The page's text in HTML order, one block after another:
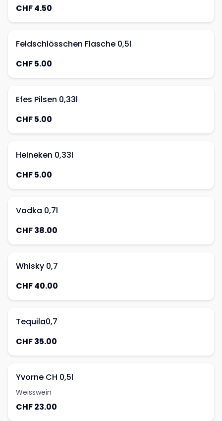
CHF 4.50
Feldschlösschen Flasche 0,5l
CHF 5.00
Efes Pilsen 0,33l
CHF 5.00
Heineken 0,33l
CHF 5.00
Vodka 0,7l
CHF 38.00
Whisky 0,7
CHF 40.00
Tequila0,7
CHF 35.00
Yvorne CH 0,5l
Weisswein
CHF 23.00